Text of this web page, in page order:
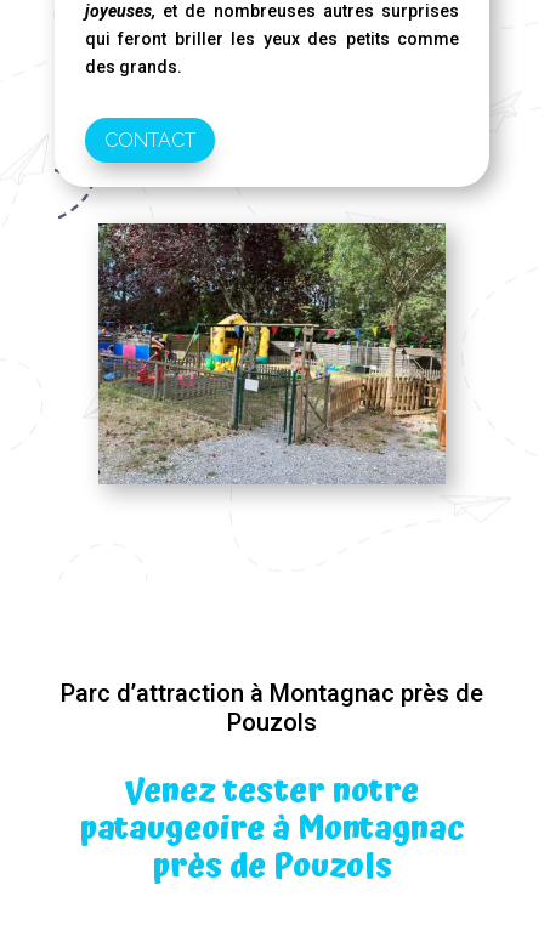
joyeuses, et de nombreuses autres surprises
qui feront briller les yeux des petits comme
des grands.
CONTACT
Parc d’attraction à Montagnac près de
Pouzols
Venez tester notre
pataugeoire à Montagnac
près de Pouzols